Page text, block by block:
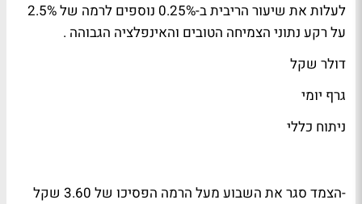
לעלות את שיעור הריבית ב-0.25% נוספים לרמה של 2.5%
על רקע נתוני הצמיחה הטובים והאינפלציה הגבוהה .
דולר שקל
גרף יומי
ניתוח כללי
-הצמד סגר את השבוע מעל הרמה הפסיכו של 3.60 שקל